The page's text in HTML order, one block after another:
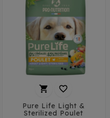
 
Pure Life Light &
Sterilized Poulet